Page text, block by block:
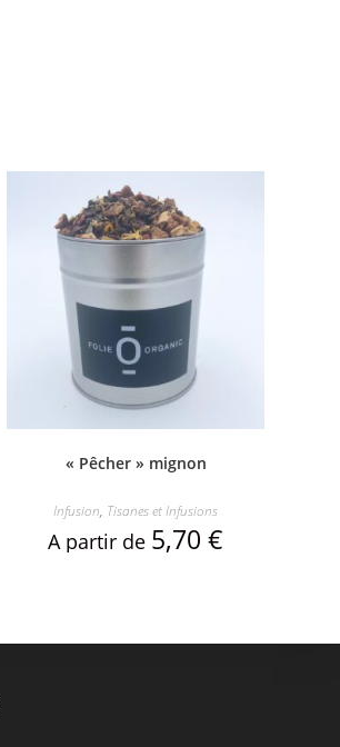
« Pêcher » mignon
Infusion, Tisanes et Infusions
A partir de 5,70 €